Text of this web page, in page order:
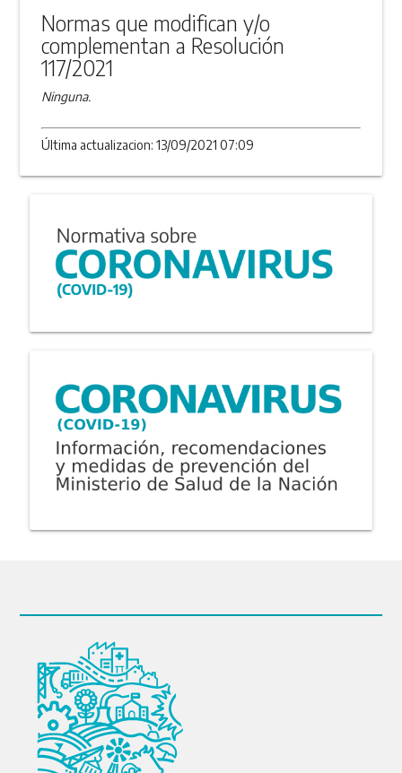
Normas que modifican y/o
complementan a Resolución
117/2021
Ninguna.
Última actualizacion: 13/09/2021 07:09